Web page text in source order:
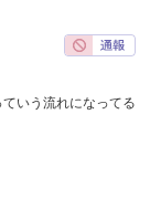
いう流れになってる